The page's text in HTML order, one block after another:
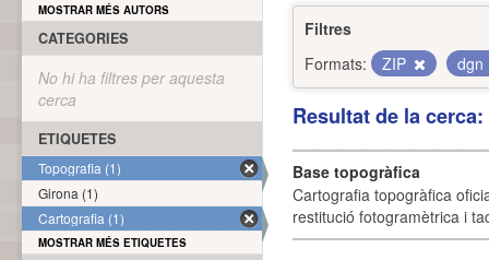
Filtres
Formats:
ZIP dgn
Resultat de la
Base topogràfica
Cartografia topogràfica
restitució fotogramètrica i
MOSTRAR MÉS AUTORS
CATEGORIES
No hi ha filtres per aquesta
cerca
ETIQUETES
Topografia (1)
Girona (1)
Cartografia (1)
MOSTRAR MÉS ETIQUETES